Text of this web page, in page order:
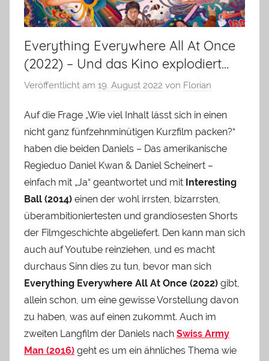
Everything Everywhere All At Once
(2022) – Und das Kino explodiert…
Veröffentlicht am 19. August 2022 von Florian
Auf die Frage „Wie viel Inhalt lässt sich in einen
nicht ganz fünfzehnminütigen Kurzfilm packen?“
haben die beiden Daniels – Das amerikanische
Regieduo Daniel Kwan & Daniel Scheinert –
einfach mit „Ja“ geantwortet und mit Interesting
Ball (2014) einen der wohl irrsten, bizarrsten,
überambitioniertesten und grandiosesten Shorts
der Filmgeschichte abgeliefert. Den kann man sich
auch auf Youtube reinziehen, und es macht
durchaus Sinn dies zu tun, bevor man sich
Everything Everywhere All At Once (2022) gibt,
allein schon, um eine gewisse Vorstellung davon
zu haben, was auf einen zukommt. Auch im
zweiten Langfilm der Daniels nach Swiss Army
Man (2016) geht es um ein ähnliches Thema wie